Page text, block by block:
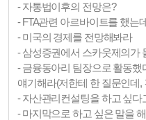
- 자통법이후의 전망은?
- FTA관련 아르바이트를 했는
- 미국의 경제를 전망해봐라
- 삼성증권에서 스카웃제의가
- 금융동아리 팀장으로 활동
얘기해라(저한테 한 질문인데
- 자산관리컨설팅을 하고 싶
- 마지막으로 하고 싶은 말을